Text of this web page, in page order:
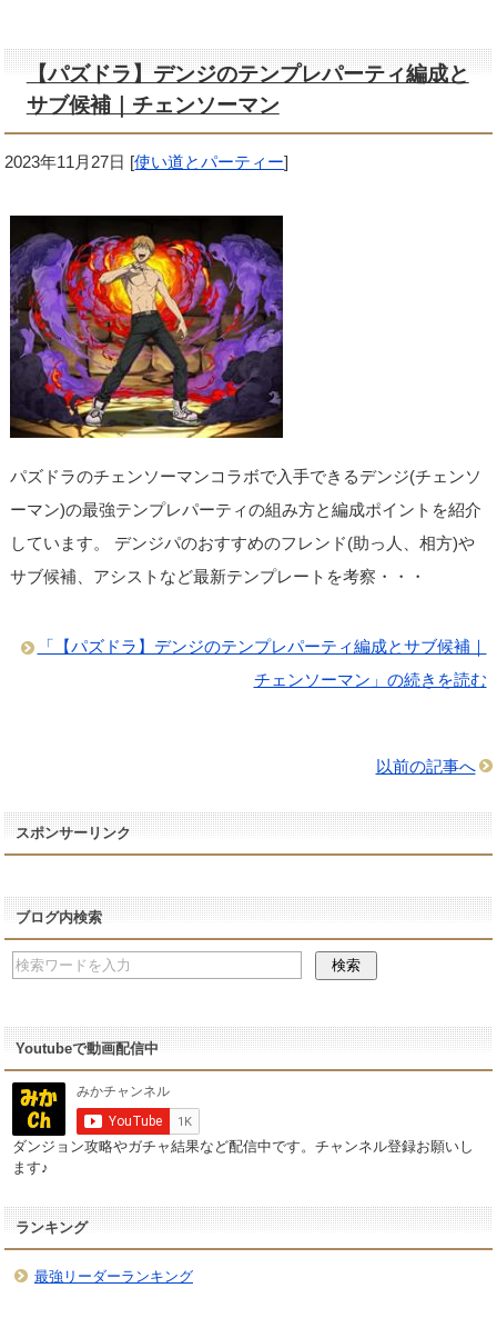
【パズドラ】デンジのテンプレパーティ編成と
サブ候補｜チェンソーマン
2023年11月27日 [使い道とパーティー]
パズドラのチェンソーマンコラボで入手できるデンジ(チェンソ
ーマン)の最強テンプレパーティの組み方と編成ポイントを紹介
しています。 デンジパのおすすめのフレンド(助っ人、相方)や
サブ候補、アシストなど最新テンプレートを考察・・・
「【パズドラ】デンジのテンプレパーティ編成とサブ候補｜
チェンソーマン」の続きを読む
以前の記事へ
スポンサーリンク
ブログ内検索
Youtubeで動画配信中
ダンジョン攻略やガチャ結果など配信中です。チャンネル登録お願いし
ます♪
ランキング
最強リーダーランキング